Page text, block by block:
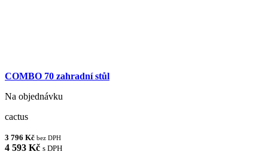
COMBO 70 zahradní stůl
Na objednávku
cactus
3 796 Kč bez DPH
4 593 Kč s DPH